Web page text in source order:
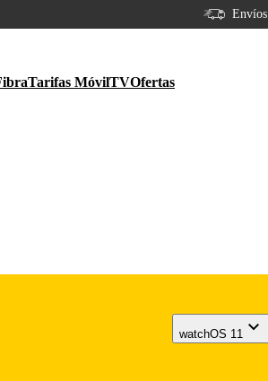
Envíos
Tarifas MóvilTVOfertas
watchOS 11